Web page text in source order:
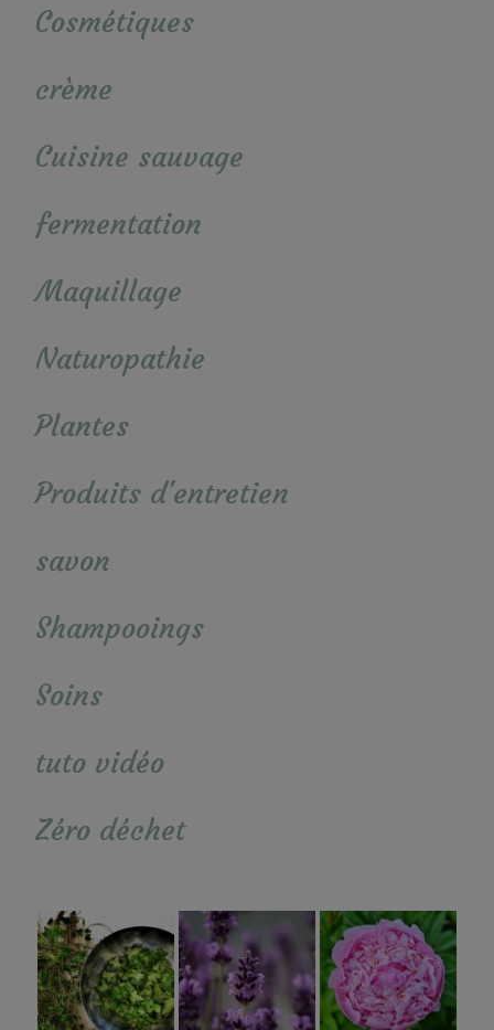
Cosmétiques
crème
Cuisine sauvage
fermentation
Maquillage
Naturopathie
Plantes
Produits d'entretien
savon
Shampooings
Soins
tuto vidéo
Zéro déchet